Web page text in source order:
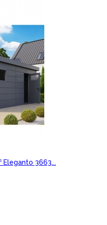
Eleganto 3663...